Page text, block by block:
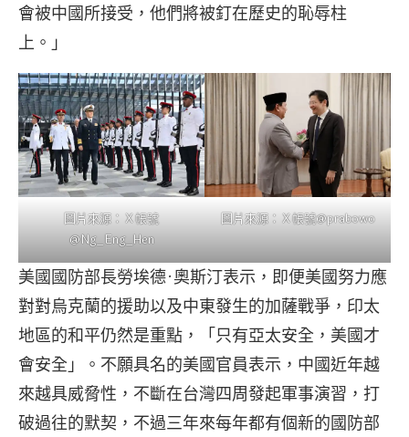
會被中國所接受，他們將被釘在歷史的恥辱柱
上。」
圖片來源：Ｘ帳號
@Ng_Eng_Hen
圖片來源：Ｘ帳號@prabowo
美國國防部長勞埃德·奧斯汀表示，即便美國努力應
對對烏克蘭的援助以及中東發生的加薩戰爭，印太
地區的和平仍然是重點，「只有亞太安全，美國才
會安全」。不願具名的美國官員表示，中國近年越
來越具威脅性，不斷在台灣四周發起軍事演習，打
破過往的默契，不過三年來每年都有個新的國防部